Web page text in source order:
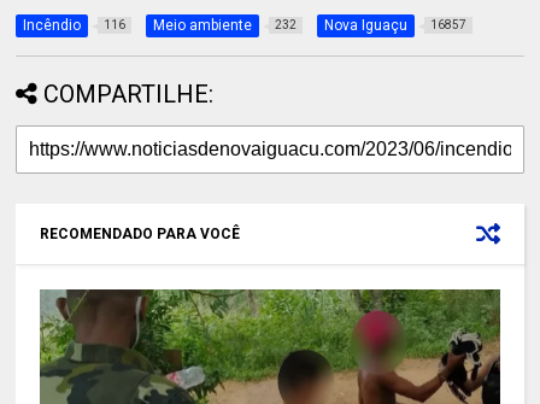
Incêndio 116 Meio ambiente 232 Nova Iguaçu 16857
COMPARTILHE:
RECOMENDADO PARA VOCÊ